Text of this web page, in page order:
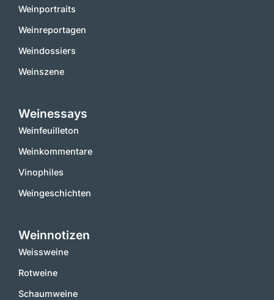
Weinportraits
Weinreportagen
Weindossiers
Weinszene
Weinessays
Weinfeuilleton
Weinkommentare
Vinophiles
Weingeschichten
Weinnotizen
Weissweine
Rotweine
Schaumweine